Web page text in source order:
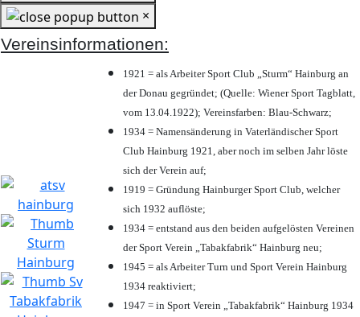
×
Vereinsinformationen:
1921 = als Arbeiter Sport Club „Sturm“ Hainburg an
der Donau gegründet; (Quelle: Wiener Sport Tagblatt,
vom 13.04.1922); Vereinsfarben: Blau-Schwarz;
1934 = Namensänderung in Vaterländischer Sport
Club Hainburg 1921, aber noch im selben Jahr löste
sich der Verein auf;
1919 = Gründung Hainburger Sport Club, welcher
sich 1932 auflöste;
1934 = entstand aus den beiden aufgelösten Vereinen
der Sport Verein „Tabakfabrik“ Hainburg neu;
1945 = als Arbeiter Turn und Sport Verein Hainburg
1934 reaktiviert;
1947 = in Sport Verein „Tabakfabrik“ Hainburg 1934